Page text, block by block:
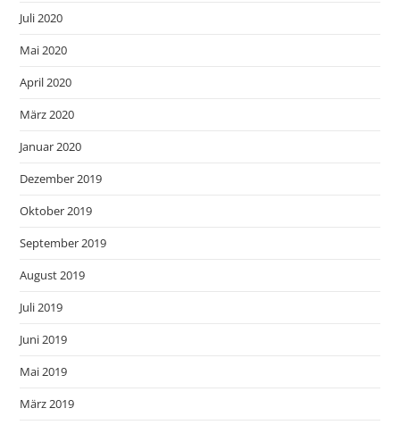
Juli 2020
Mai 2020
April 2020
März 2020
Januar 2020
Dezember 2019
Oktober 2019
September 2019
August 2019
Juli 2019
Juni 2019
Mai 2019
März 2019